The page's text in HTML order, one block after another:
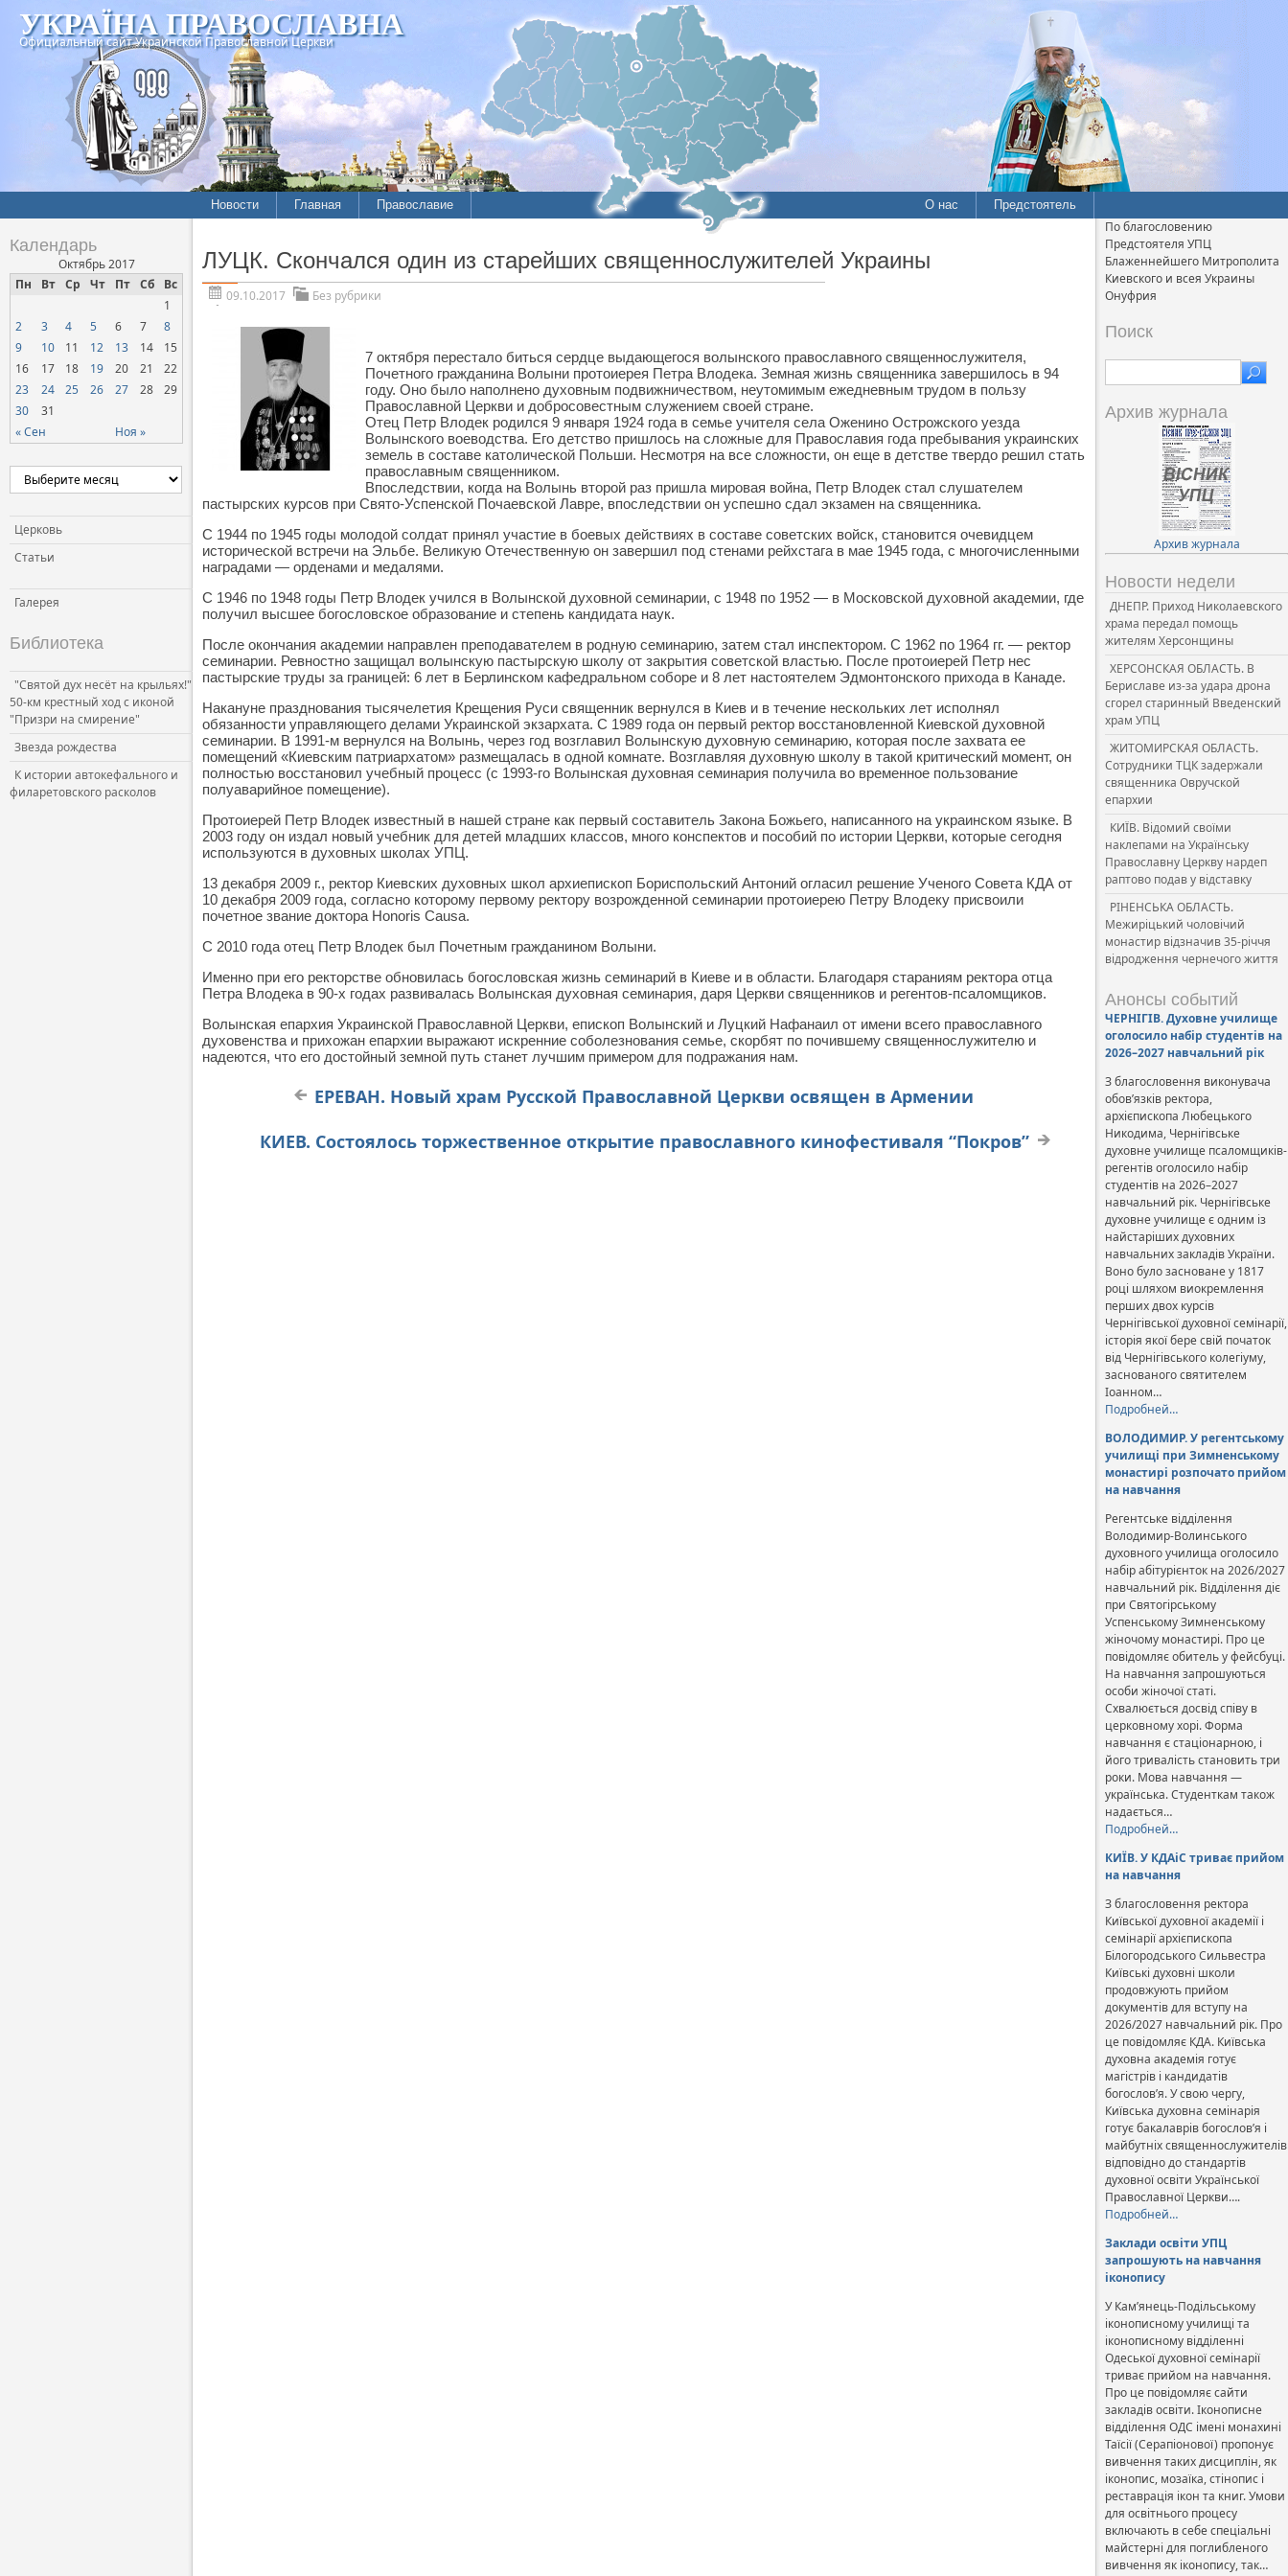
УКРАЇНА ПРАВОСЛАВНА
Официальный сайт Украинской Православной Церкви
Новости Главная Православие О нас Предстоятель
Календарь
Октябрь 2017
Пн
Вт Ср Чт Пт Сб Вс
« Сен Ноя »
1
2
3 4 5 6 7
8
9
10 11 12 13 14
15
16
17 18 19 20 21
22
23
24 25 26 27 28
29
30
31
Церковь
Статьи
Галерея
Библиотека
"Святой дух несёт на крыльях!"
50-км крестный ход с иконой
"Призри на смирение"
Звезда рождества
К истории автокефального и
филаретовского расколов
ЛУЦК. Скончался один из старейших священнослужителей Украины
09.10.2017 Без рубрики
7 октября перестало биться сердце выдающегося волынского православного священнослужителя,
Почетного гражданина Волыни протоиерея Петра Влодека. Земная жизнь священника завершилось в 94
году. Оно было наполнено духовным подвижничеством, неутомимым ежедневным трудом в пользу
Православной Церкви и добросовестным служением своей стране.
Отец Петр Влодек родился 9 января 1924 года в семье учителя села Оженино Острожского уезда
Волынского воеводства. Его детство пришлось на сложные для Православия года пребывания украинских
земель в составе католической Польши. Несмотря на все сложности, он еще в детстве твердо решил стать
православным священником.
Впоследствии, когда на Волынь второй раз пришла мировая война, Петр Влодек стал слушателем
пастырских курсов при Свято-Успенской Почаевской Лавре, впоследствии он успешно сдал экзамен на священника.
С 1944 по 1945 годы молодой солдат принял участие в боевых действиях в составе советских войск, становится очевидцем
исторической встречи на Эльбе. Великую Отечественную он завершил под стенами рейхстага в мае 1945 года, с многочисленными
наградами — орденами и медалями.
С 1946 по 1948 годы Петр Влодек учился в Волынской духовной семинарии, с 1948 по 1952 — в Московской духовной академии, где
получил высшее богословское образование и степень кандидата наук.
После окончания академии направлен преподавателем в родную семинарию, затем стал инспектором. С 1962 по 1964 гг. — ректор
семинарии. Ревностно защищал волынскую пастырскую школу от закрытия советской властью. После протоиерей Петр нес
пастырские труды за границей: 6 лет в Берлинском кафедральном соборе и 8 лет настоятелем Эдмонтонского прихода в Канаде.
Накануне празднования тысячелетия Крещения Руси священник вернулся в Киев и в течение нескольких лет исполнял
обязанности управляющего делами Украинской экзархата. С 1989 года он первый ректор восстановленной Киевской духовной
семинарии. В 1991-м вернулся на Волынь, через год возглавил Волынскую духовную семинарию, которая после захвата ее
помещений «Киевским патриархатом» размещалась в одной комнате. Возглавляя духовную школу в такой критический момент, он
полностью восстановил учебный процесс (с 1993-го Волынская духовная семинария получила во временное пользование
полуаварийное помещение).
Протоиерей Петр Влодек известный в нашей стране как первый составитель Закона Божьего, написанного на украинском языке. В
2003 году он издал новый учебник для детей младших классов, много конспектов и пособий по истории Церкви, которые сегодня
используются в духовных школах УПЦ.
13 декабря 2009 г., ректор Киевских духовных школ архиепископ Бориспольский Антоний огласил решение Ученого Совета КДА от
10 декабря 2009 года, согласно которому первому ректору возрожденной семинарии протоиерею Петру Влодеку присвоили
почетное звание доктора Honoris Causa.
С 2010 года отец Петр Влодек был Почетным гражданином Волыни.
Именно при его ректорстве обновилась богословская жизнь семинарий в Киеве и в области. Благодаря стараниям ректора отца
Петра Влодека в 90-х годах развивалась Волынская духовная семинария, даря Церкви священников и регентов-псаломщиков.
Волынская епархия Украинской Православной Церкви, епископ Волынский и Луцкий Нафанаил от имени всего православного
духовенства и прихожан епархии выражают искренние соболезнования семье, скорбят по почившему священнослужителю и
надеются, что его достойный земной путь станет лучшим примером для подражания нам.
ЕРЕВАН. Новый храм Русской Православной Церкви освящен в Армении
КИЕВ. Состоялось торжественное открытие православного кинофестиваля “Покров”
По благословению
Предстоятеля УПЦ
Блаженнейшего Митрополита
Киевского и всея Украины
Онуфрия
Поиск
Архив журнала
Архив журнала
Новости недели
ДНЕПР. Приход Николаевского
храма передал помощь
жителям Херсонщины
ХЕРСОНСКАЯ ОБЛАСТЬ. В
Бериславе из-за удара дрона
сгорел старинный Введенский
храм УПЦ
ЖИТОМИРСКАЯ ОБЛАСТЬ.
Сотрудники ТЦК задержали
священника Овручской
епархии
КИЇВ. Відомий своїми
наклепами на Українську
Православну Церкву нардеп
раптово подав у відставку
РІНЕНСЬКА ОБЛАСТЬ.
Межиріцький чоловічий
монастир відзначив 35-річчя
відродження чернечого життя
Анонсы событий
ЧЕРНІГІВ. Духовне училище
оголосило набір студентів на
2026–2027 навчальний рік
З благословення виконувача
обов’язків ректора,
архієпископа Любецького
Никодима, Чернігівське
духовне училище псаломщиків-
регентів оголосило набір
студентів на 2026–2027
навчальний рік. Чернігівське
духовне училище є одним із
найстаріших духовних
навчальних закладів України.
Воно було засноване у 1817
році шляхом виокремлення
перших двох курсів
Чернігівської духовної семінарії,
історія якої бере свій початок
від Чернігівського колегіуму,
заснованого святителем
Іоанном…
Подробней…
ВОЛОДИМИР. У регентському
училищі при Зимненському
монастирі розпочато прийом
на навчання
Регентське відділення
Володимир-Волинського
духовного училища оголосило
набір абітурієнток на 2026/2027
навчальний рік. Відділення діє
при Святогірському
Успенському Зимненському
жіночому монастирі. Про це
повідомляє обитель у фейсбуці.
На навчання запрошуються
особи жіночої статі.
Схвалюється досвід співу в
церковному хорі. Форма
навчання є стаціонарною, і
його тривалість становить три
роки. Мова навчання —
українська. Студенткам також
надається…
Подробней…
КИЇВ. У КДАіС триває прийом
на навчання
З благословення ректора
Київської духовної академії і
семінарії архієпископа
Білогородського Сильвестра
Київські духовні школи
продовжують прийом
документів для вступу на
2026/2027 навчальний рік. Про
це повідомляє КДА. Київська
духовна академія готує
магістрів і кандидатів
богослов’я. У свою чергу,
Київська духовна семінарія
готує бакалаврів богослов’я і
майбутніх священнослужителів
відповідно до стандартів
духовної освіти Української
Православної Церкви….
Подробней…
Заклади освіти УПЦ
запрошують на навчання
іконопису
У Кам’янець-Подільському
іконописному училищі та
іконописному відділенні
Одеської духовної семінарії
триває прийом на навчання.
Про це повідомляє сайти
закладів освіти. Іконописне
відділення ОДС імені монахині
Таїсії (Серапіонової) пропонує
вивчення таких дисциплін, як
іконопис, мозаїка, стінопис і
реставрація ікон та книг. Умови
для освітнього процесу
включають в себе спеціальні
майстерні для поглибленого
вивчення як іконопису, так…